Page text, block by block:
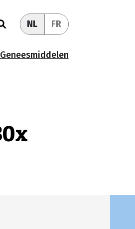
NL FR
Geneesmiddelen